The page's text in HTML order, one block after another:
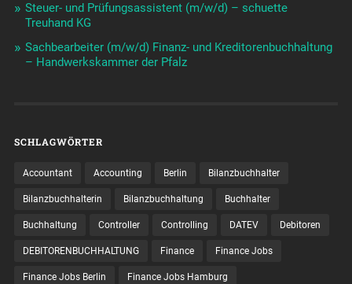
Steuer- und Prüfungsassistent (m/w/d) – schuette
Treuhand KG
Sachbearbeiter (m/w/d) Finanz- und Kreditorenbuchhaltung
– Handwerkskammer der Pfalz
SCHLAGWÖRTER
Accountant Accounting Berlin Bilanzbuchhalter
Bilanzbuchhalterin Bilanzbuchhaltung Buchhalter
Buchhaltung Controller Controlling DATEV Debitoren
DEBITORENBUCHHALTUNG Finance Finance Jobs
Finance Jobs Berlin Finance Jobs Hamburg